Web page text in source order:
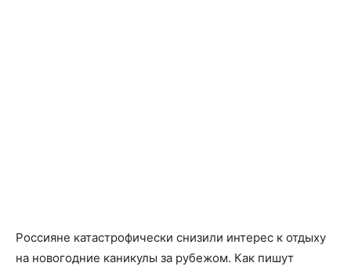
Россияне катастрофически снизили интерес к отдыху
на новогодние каникулы за рубежом. Как пишут